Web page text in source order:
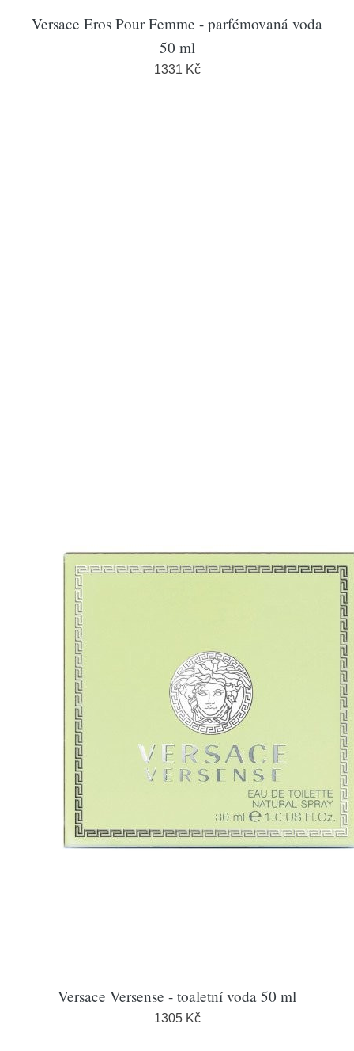
Versace Eros Pour Femme - parfémovaná voda
50 ml
1331 Kč
Versace Versense - toaletní voda 50 ml
1305 Kč